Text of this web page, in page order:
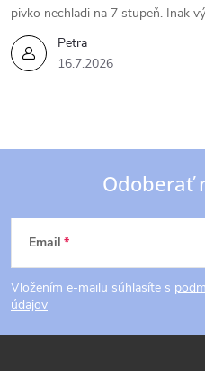
Petra
16.7.2026
pivko nechladi na 7 stupeň. Inak
Z
á
p
ä
Odoberať
Email
Vložením e-mailu súhlasíte s
údajov